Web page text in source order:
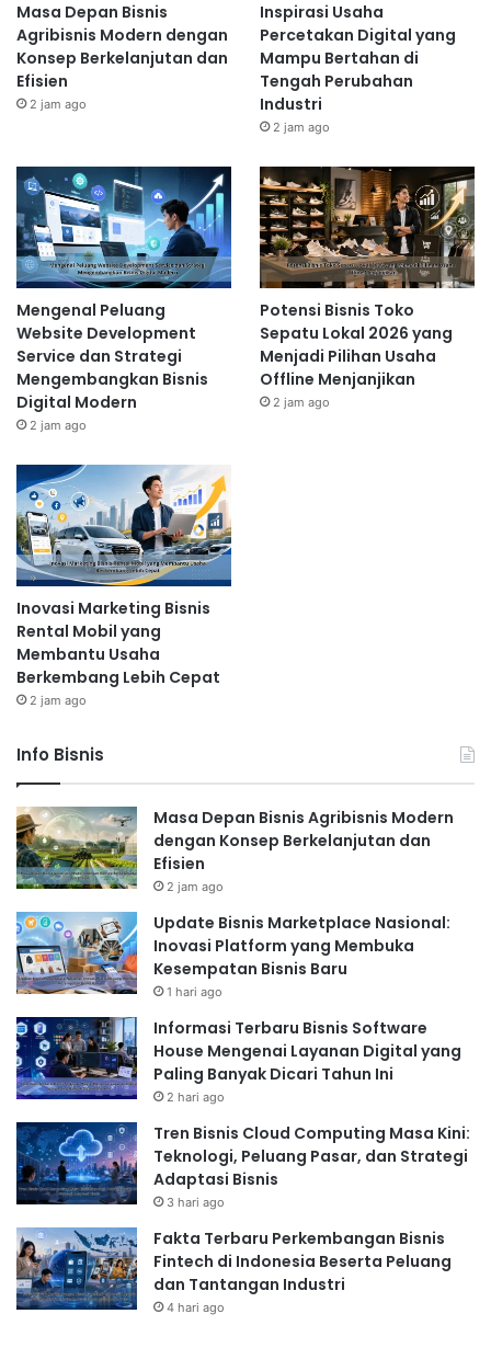
Masa Depan Bisnis
Agribisnis Modern dengan
Konsep Berkelanjutan dan
Efisien
2 jam ago
Inspirasi Usaha
Percetakan Digital yang
Mampu Bertahan di
Tengah Perubahan
Industri
2 jam ago
Mengenal Peluang
Website Development
Service dan Strategi
Mengembangkan Bisnis
Digital Modern
2 jam ago
Potensi Bisnis Toko
Sepatu Lokal 2026 yang
Menjadi Pilihan Usaha
Offline Menjanjikan
2 jam ago
Inovasi Marketing Bisnis
Rental Mobil yang
Membantu Usaha
Berkembang Lebih Cepat
2 jam ago
Info Bisnis
Masa Depan Bisnis Agribisnis Modern
dengan Konsep Berkelanjutan dan
Efisien
2 jam ago
Update Bisnis Marketplace Nasional:
Inovasi Platform yang Membuka
Kesempatan Bisnis Baru
1 hari ago
Informasi Terbaru Bisnis Software
House Mengenai Layanan Digital yang
Paling Banyak Dicari Tahun Ini
2 hari ago
Tren Bisnis Cloud Computing Masa Kini:
Teknologi, Peluang Pasar, dan Strategi
Adaptasi Bisnis
3 hari ago
Fakta Terbaru Perkembangan Bisnis
Fintech di Indonesia Beserta Peluang
dan Tantangan Industri
4 hari ago